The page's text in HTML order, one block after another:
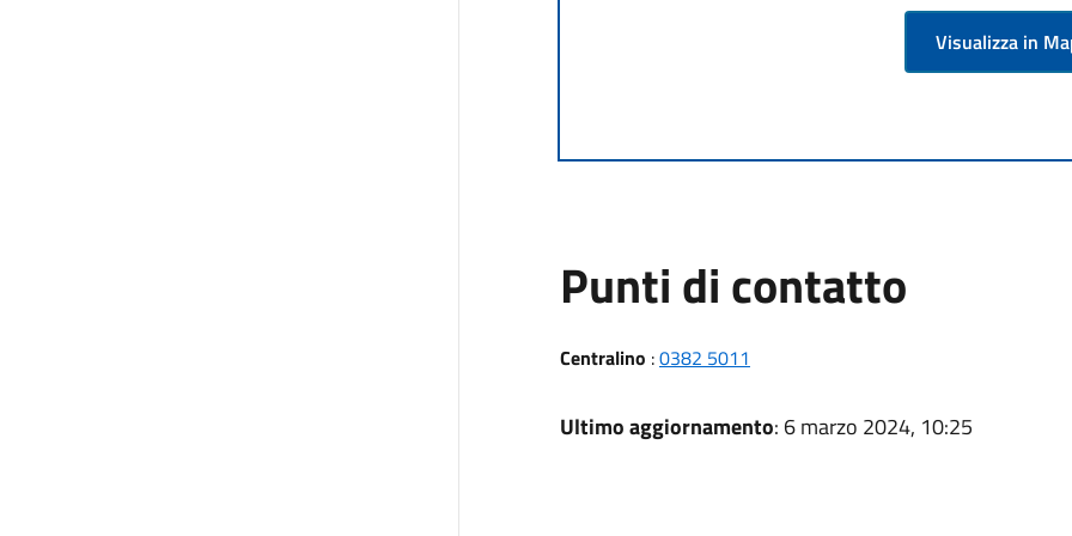
Visualizza in
Punti di contatto
Centralino :0382 5011
Ultimo aggiornamento: 6 marzo 2024, 10:25